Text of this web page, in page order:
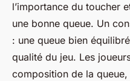
l’importance du toucher
une bonne queue. Un
: une queue bien
qualité du jeu. Les
composition de la